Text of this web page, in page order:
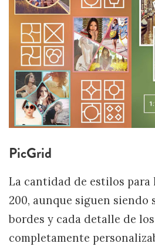
PicGrid
La cantidad de estilos para
200, aunque siguen siendo
bordes y cada detalle de
completamente